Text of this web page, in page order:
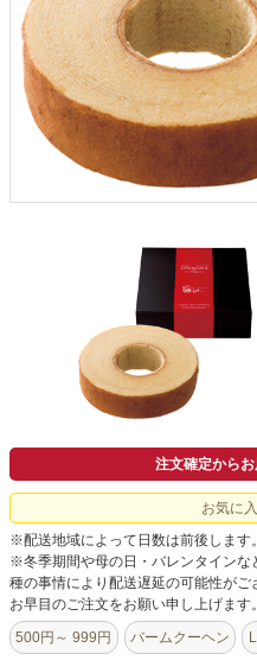
ブライダルバッグ
演出用品
内祝い 出産祝い
季節イベント特集
ドメイン指定受信について
無料サンプル・資料請求
お問合せ
注文確定から
お気に
※配送地域によって日数は前後します。
※冬季期間や母の日・バレンタインな
種の事情により配送遅延の可能性が
お早目のご注文をお願い申し上げます。
500円～ 999円 バームクーヘン